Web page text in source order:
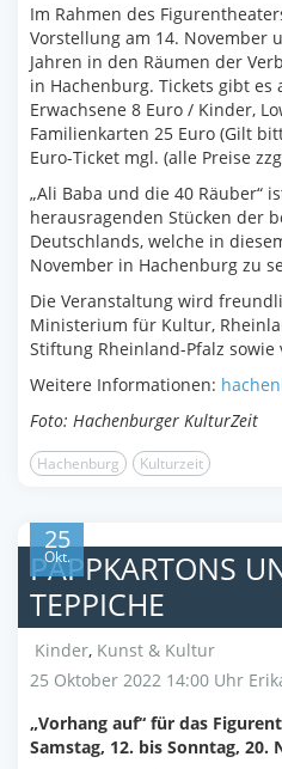
Im Rahmen des
Vorstellung am 14. November
Jahren in den Räumen der
in Hachenburg. Tickets gibt es
Erwachsene 8 Euro / Kinder,
Familienkarten 25 Euro (Gilt
Euro-Ticket mgl. (alle Preise
„Ali Baba und die 40 Räuber“
herausragenden Stücken der
Deutschlands, welche in
November in Hachenburg zu
Die Veranstaltung wird
Ministerium für Kultur,
Stiftung Rheinland-Pfalz sowie
Weitere Informationen:
Foto: Hachenburger KulturZeit
Hachenburg Kulturzeit
25
Okt.
PAPPKARTONS
TEPPICHE
Kinder, Kunst & Kultur
25 Oktober 2022 14:00 Uhr
„Vorhang auf“ für das
Samstag, 12. bis Sonntag,